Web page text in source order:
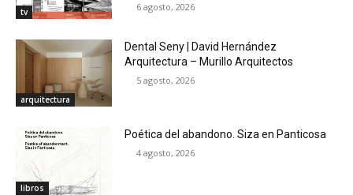
tv 6 agosto, 2026
arquitectura
Dental Seny | David Hernández
Arquitectura – Murillo Arquitectos
5 agosto, 2026
libros
Poética del abandono. Siza en Panticosa
4 agosto, 2026